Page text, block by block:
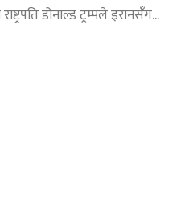
डोनाल्ड ट्रम्पले इरानसँग